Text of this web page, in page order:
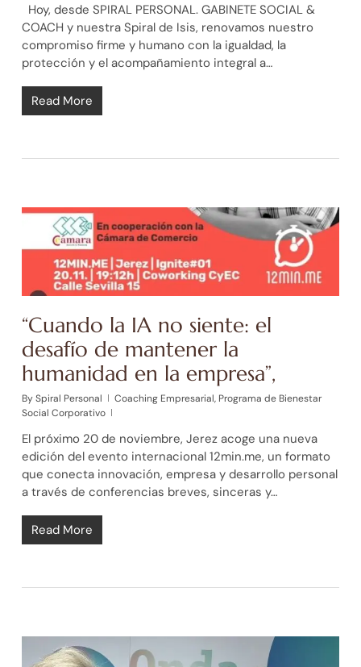
Hoy, desde SPIRAL PERSONAL. GABINETE SOCIAL &
COACH y nuestra Spiral de Isis, renovamos nuestro
compromiso firme y humano con la igualdad, la
protección y el acompañamiento integral a…
Read More
“Cuando la IA no siente: el
desafío de mantener la
humanidad en la empresa”,
BySpiral Personal Coaching Empresarial, Programa de Bienestar
Social Corporativo
El próximo 20 de noviembre, Jerez acoge una nueva
edición del evento internacional 12min.me, un formato
que conecta innovación, empresa y desarrollo personal
a través de conferencias breves, sinceras y…
Read More